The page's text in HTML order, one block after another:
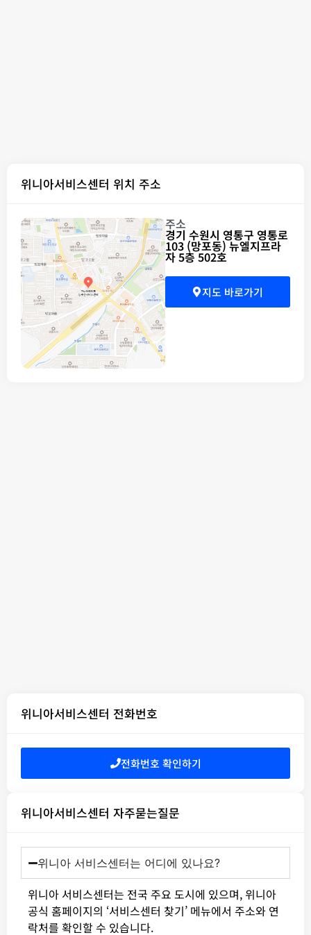
위니아서비스센터 위치 주소
주소
경기 수원시 영통구 영통로
103 (망포동) 뉴엘지프라
자 5층 502호
지도 바로가기
위니아서비스센터 전화번호
전화번호 확인하기
위니아서비스센터 자주묻는질문
위니아 서비스센터는 어디에 있나요?
위니아 서비스센터는 전국 주요 도시에 있으며, 위니아
공식 홈페이지의 ‘서비스센터 찾기’ 메뉴에서 주소와 연
락처를 확인할 수 있습니다.